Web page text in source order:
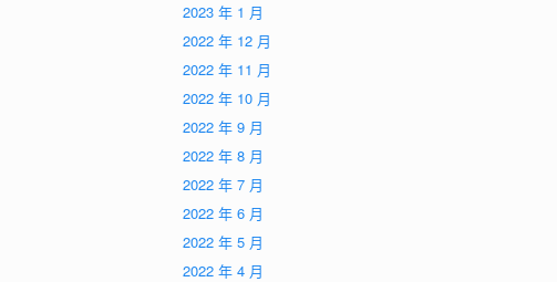
2023 年 1 月
2022 年 12 月
2022 年 11 月
2022 年 10 月
2022 年 9 月
2022 年 8 月
2022 年 7 月
2022 年 6 月
2022 年 5 月
2022 年 4 月